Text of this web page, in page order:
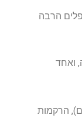
הרבה
ואחד
הרקמות